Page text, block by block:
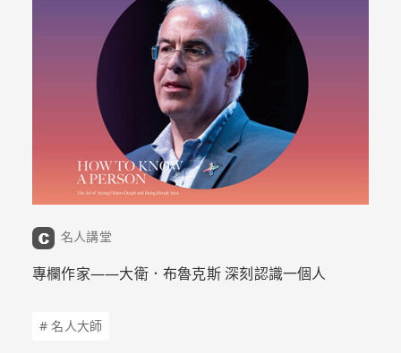
名人講堂
專欄作家——大衛．布魯克斯 深刻認識一個人
# 名人大師